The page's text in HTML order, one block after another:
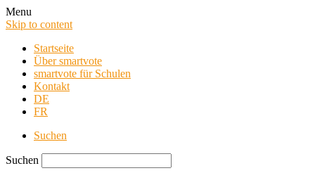
Menu
Skip to content
Startseite
Über smartvote
smartvote für Schulen
Kontakt
DE
FR
Suchen
Suchen